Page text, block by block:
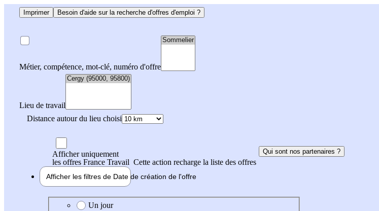
Imprimer Besoin d'aide sur la recherche d'offres d'emploi ?
Métier, compétence, mot-clé, numéro d'offre
Lieu de travail
Distance autour du lieu choisi
Afficher uniquement
les offres France Travail Cette action recharge la liste des offres
Qui sont nos partenaires ?
Afficher les filtres de Date de création de l'offre
Date de création de l'offre
Un jour